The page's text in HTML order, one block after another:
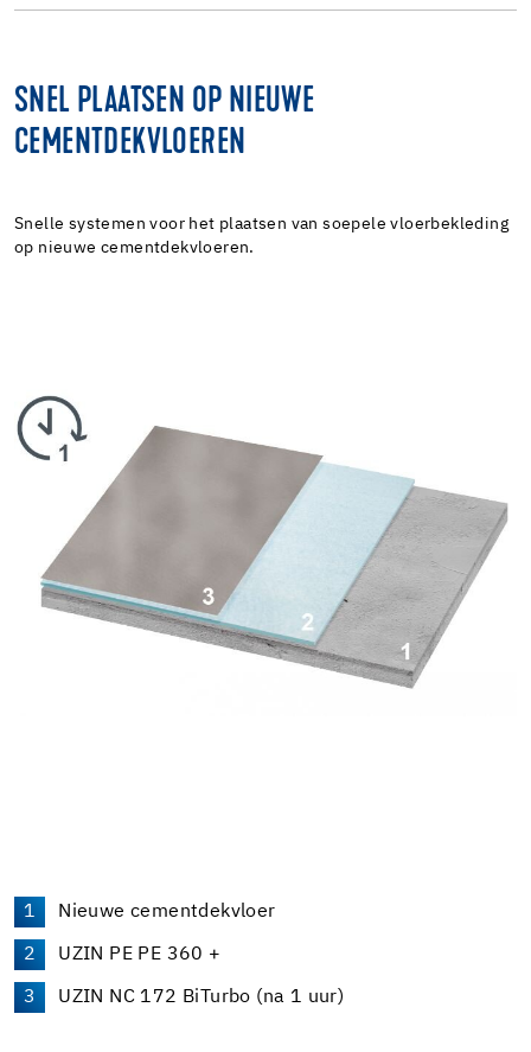
SNEL PLAATSEN OP NIEUWE
CEMENTDEKVLOEREN
Snelle systemen voor het plaatsen van soepele vloerbekleding
op nieuwe cementdekvloeren.
Nieuwe cementdekvloer
UZIN PE PE 360 +
UZIN NC 172 BiTurbo (na 1 uur)